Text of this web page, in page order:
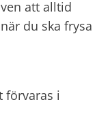
att alltid
du ska frysa
förvaras i